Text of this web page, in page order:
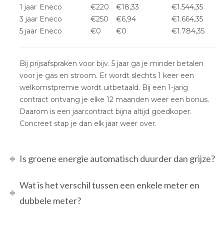
1 jaar Eneco €220 €18,33
€1.544,35
3 jaar Eneco €250 €6,94
€1.664,35
5 jaar Eneco €0 €0 €1.784,35
Bij prijsafspraken voor bijv. 5 jaar ga je minder betalen
voor je gas en stroom. Er wordt slechts 1 keer een
welkomstpremie wordt uitbetaald. Bij een 1-jarig
contract ontvang je elke 12 maanden weer een bonus.
Daarom is een jaarcontract bijna altijd goedkoper.
Concreet stap je dan elk jaar weer over.
Is groene energie automatisch duurder dan grijze?
Wat is het verschil tussen een enkele meter en
dubbele meter?